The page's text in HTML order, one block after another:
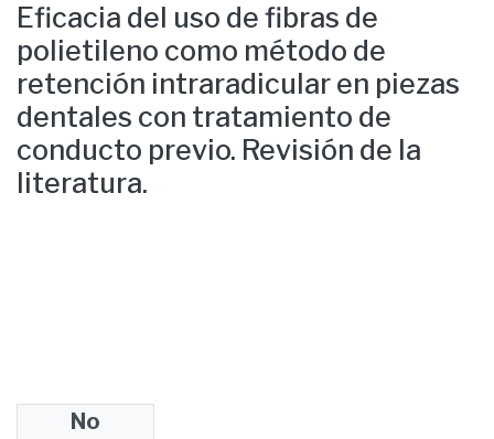
Statistics
Eficacia del uso de fibras de
polietileno como método de
retención intraradicular en piezas
dentales con tratamiento de
conducto previo. Revisión de la
literatura.
No